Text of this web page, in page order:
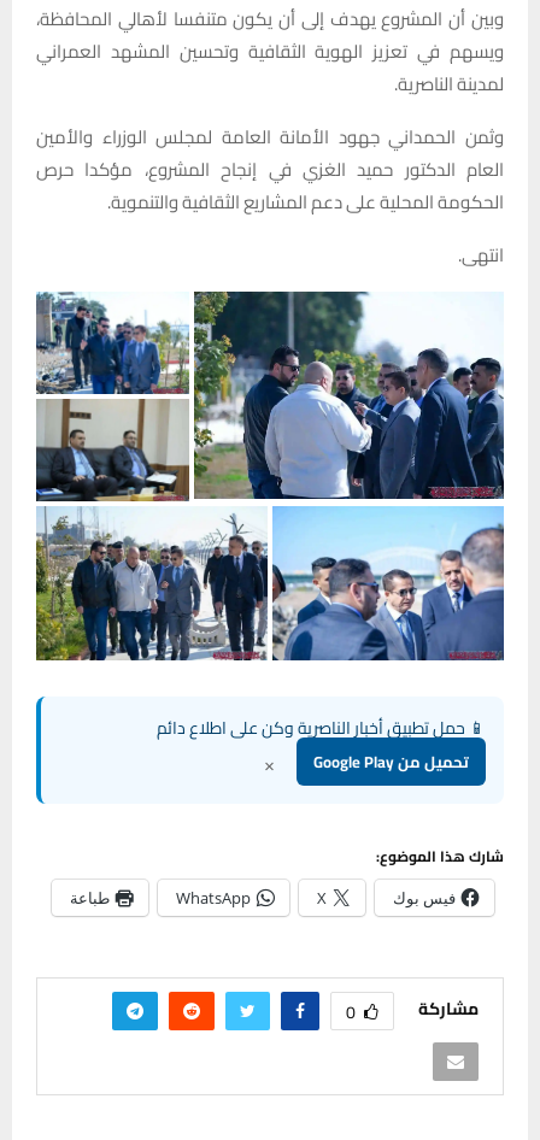
وبين أن المشروع يهدف إلى أن يكون متنفسا لأهالي المحافظة،
ويسهم في تعزيز الهوية الثقافية وتحسين المشهد العمراني
لمدينة الناصرية.
وثمن الحمداني جهود الأمانة العامة لمجلس الوزراء والأمين
العام الدكتور حميد الغزي في إنجاح المشروع، مؤكدا حرص
الحكومة المحلية على دعم المشاريع الثقافية والتنموية.
انتهى.
📱 حمل تطبيق أخبار الناصرية وكن على اطلاع دائم
تحميل من Google Play ×
شارك هذا الموضوع:
فيس بوك X
WhatsApp طباعة
مشاركة 0